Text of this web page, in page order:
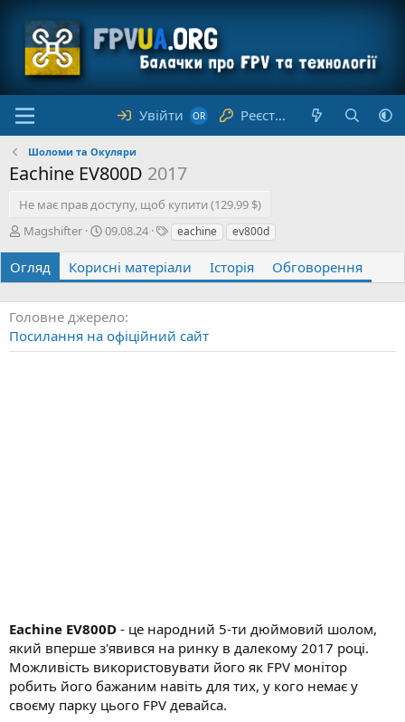
Увійти Реєстрація
Шоломи та Окуляри
Eachine EV800D 2017
Не має прав доступу, щоб купити (129.99 $)
А
т
о
Magshifter
Д
т
а
т
о
09.08.24
Т
г
и
eachine ev800d
Огляд Корисні матеріали Історія Обговорення
Головне джерело
Посилання на офіційний сайт
Eachine EV800D - це народний 5-ти дюймовий шолом,
який вперше з'явився на ринку в далекому 2017 році.
Можливість використовувати його як FPV монітор
робить його бажаним навіть для тих, у кого немає у
своєму парку цього FPV девайса.